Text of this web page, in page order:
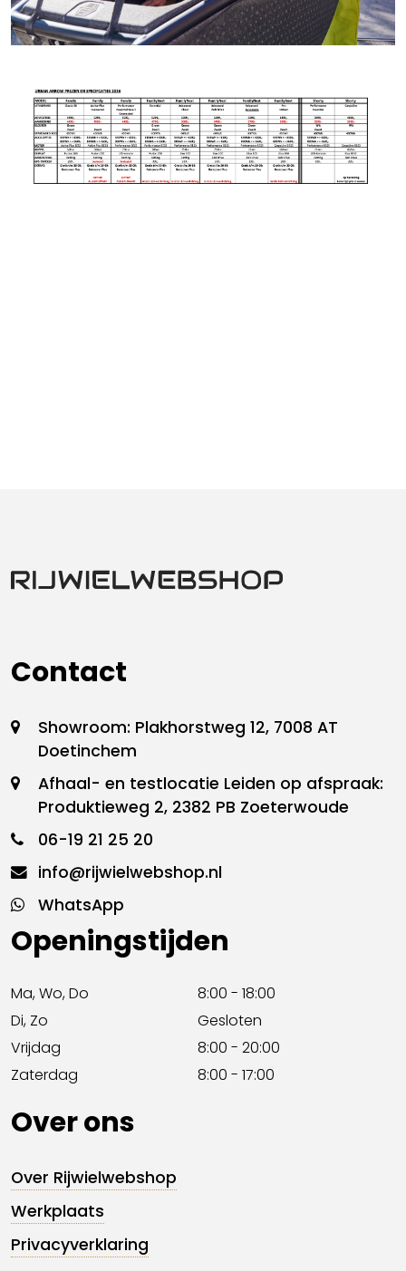
Contact
Showroom: Plakhorstweg 12, 7008 AT
Doetinchem
Afhaal- en testlocatie Leiden op afspraak:
Produktieweg 2, 2382 PB Zoeterwoude
06-19 21 25 20
info@rijwielwebshop.nl
WhatsApp
Openingstijden
Ma, Wo, Do
8:00 - 18:00
Di, Zo
Gesloten
Vrijdag
8:00 - 20:00
Zaterdag
8:00 - 17:00
Over ons
Over Rijwielwebshop
Werkplaats
Privacyverklaring